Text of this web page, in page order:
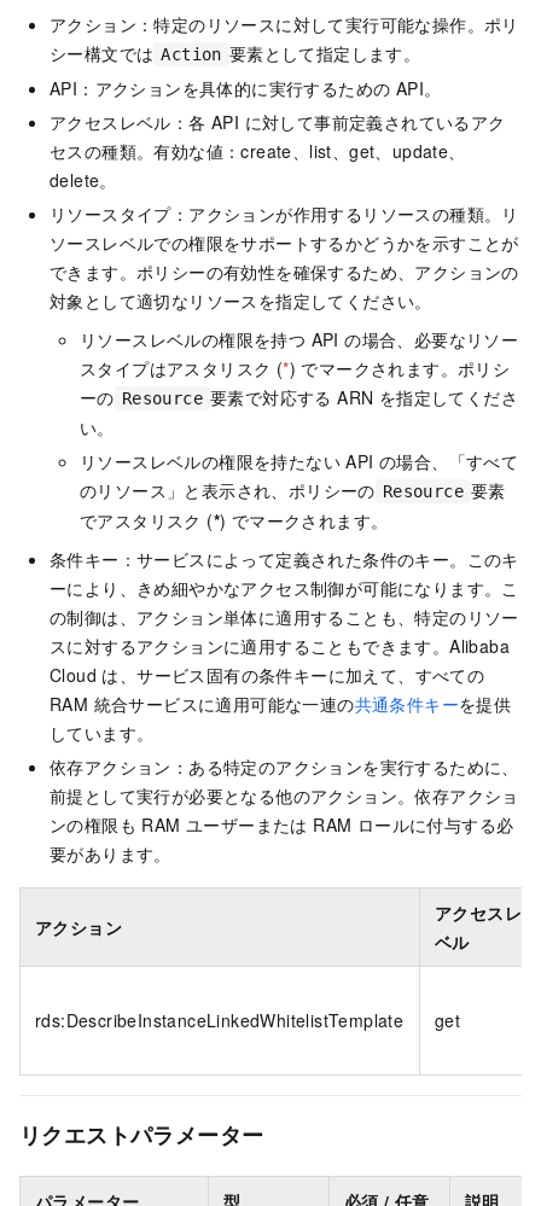
アクション：特定のリソースに対して実行可能な操作。ポリ
シー構文では Action 要素として指定します。
API：アクションを具体的に実行するための API。
アクセスレベル：各 API に対して事前定義されているアク
セスの種類。有効な値：create、list、get、update、
delete。
リソースタイプ：アクションが作用するリソースの種類。リ
ソースレベルでの権限をサポートするかどうかを示すことが
できます。ポリシーの有効性を確保するため、アクションの
対象として適切なリソースを指定してください。
リソースレベルの権限を持つ API の場合、必要なリソー
スタイプはアスタリスク (*) でマークされます。ポリシ
ーの Resource 要素で対応する ARN を指定してくださ
い。
リソースレベルの権限を持たない API の場合、「すべて
のリソース」と表示され、ポリシーの Resource 要素
でアスタリスク (*) でマークされます。
条件キー：サービスによって定義された条件のキー。このキ
ーにより、きめ細やかなアクセス制御が可能になります。こ
の制御は、アクション単体に適用することも、特定のリソー
スに対するアクションに適用することもできます。Alibaba
Cloud は、サービス固有の条件キーに加えて、すべての
RAM 統合サービスに適用可能な一連の共通条件キーを提供
しています。
依存アクション：ある特定のアクションを実行するために、
前提として実行が必要となる他のアクション。依存アクショ
ンの権限も RAM ユーザーまたは RAM ロールに付与する必
要があります。
アクション
アクセスレ
ベル
rds:DescribeInstanceLinkedWhitelistTemplate get
リクエストパラメーター